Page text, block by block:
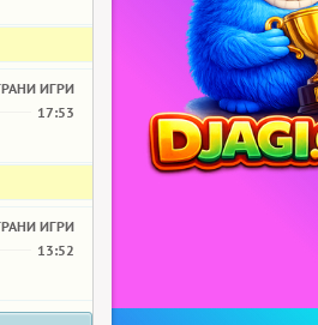
ИГРИ
17:53
ИГРИ
13:52